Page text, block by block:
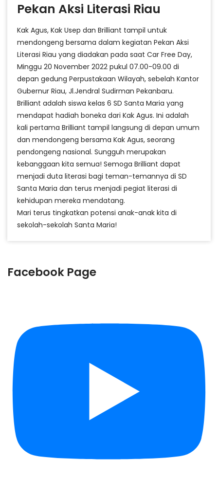
Pekan Aksi Literasi Riau
Kak Agus, Kak Usep dan Brilliant tampil untuk
mendongeng bersama dalam kegiatan Pekan Aksi
Literasi Riau yang diadakan pada saat Car Free Day,
Minggu 20 November 2022 pukul 07.00-09.00 di
depan gedung Perpustakaan Wilayah, sebelah Kantor
Gubernur Riau, Jl.Jendral Sudirman Pekanbaru.
Brilliant adalah siswa kelas 6 SD Santa Maria yang
mendapat hadiah boneka dari Kak Agus. Ini adalah
kali pertama Brilliant tampil langsung di depan umum
dan mendongeng bersama Kak Agus, seorang
pendongeng nasional. Sungguh merupakan
kebanggaan kita semua! Semoga Brilliant dapat
menjadi duta literasi bagi teman-temannya di SD
Santa Maria dan terus menjadi pegiat literasi di
kehidupan mereka mendatang.
Mari terus tingkatkan potensi anak-anak kita di
sekolah-sekolah Santa Maria!
Facebook Page